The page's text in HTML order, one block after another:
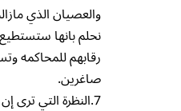
والعصيان الذي
نحلم بانها
رقابهم للمحاكمه
صاغرين.
7.النظرة التي ترى